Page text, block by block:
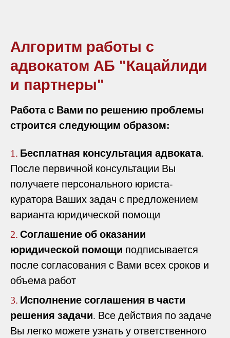
Алгоритм работы с
адвокатом АБ "Кацайлиди
и партнеры"
Работа с Вами по решению проблемы
строится следующим образом:
1. Бесплатная консультация адвоката.
После первичной консультации Вы
получаете персонального юриста-
куратора Ваших задач с предложением
варианта юридической помощи
2. Соглашение об оказании
юридической помощи подписывается
после согласования с Вами всех сроков и
объема работ
3. Исполнение соглашения в части
решения задачи. Все действия по задаче
Вы легко можете узнать у ответственного